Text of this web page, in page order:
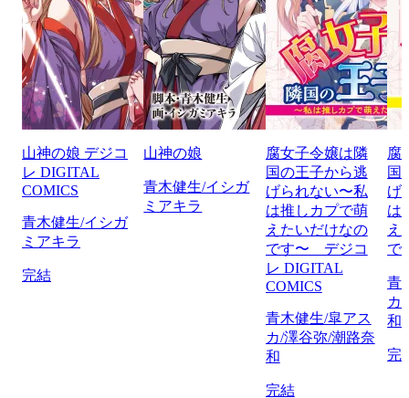
山神の娘 デジコ
レ DIGITAL
COMICS
青木健生/イシガ
ミアキラ
完結
山神の娘
青木健生/イシガ
ミアキラ
腐女子令嬢は隣
国の王子から逃
げられない〜私
は推しカプで萌
えたいだけなの
です〜 デジコ
レ DIGITAL
COMICS
青木健生/皐アス
カ/澤谷弥/潮路奈
和
完結
腐
国
げ
は
え
で
青
カ
和
完